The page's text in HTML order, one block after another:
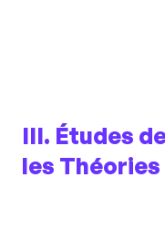
III. Études
les